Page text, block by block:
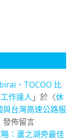
、TOCOO 比
作達人 」於〈休
台灣高速公路服
發佈留言
：蘆之湖旁最佳